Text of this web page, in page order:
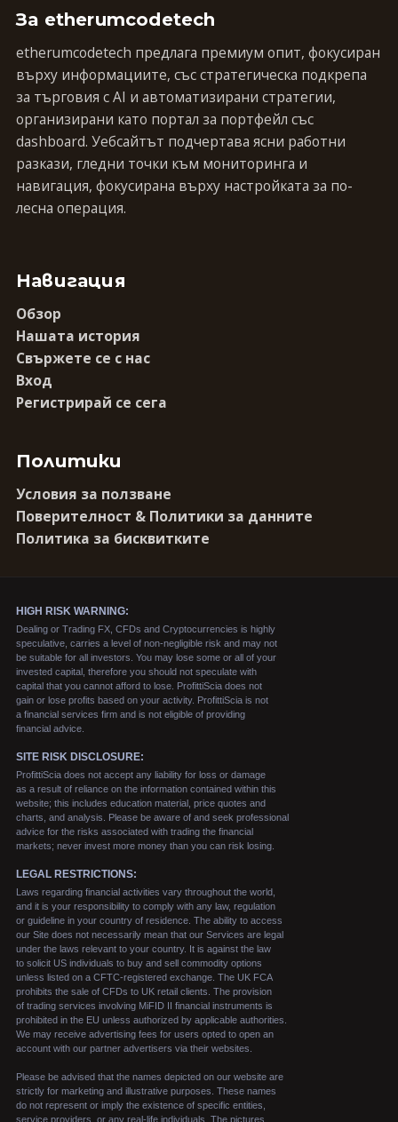
За etherumcodetech
etherumcodetech предлага премиум опит, фокусиран
върху информациите, със стратегическа подкрепа
за търговия с AI и автоматизирани стратегии,
организирани като портал за портфейл със
dashboard. Уебсайтът подчертава ясни работни
разкази, гледни точки към мониторинга и
навигация, фокусирана върху настройката за по-
лесна операция.
Навигация
Обзор
Нашата история
Свържете се с нас
Вход
Регистрирай се сега
Политики
Условия за ползване
Поверителност & Политики за данните
Политика за бисквитките